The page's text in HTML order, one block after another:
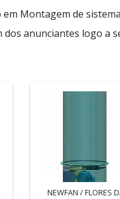
Montagem de
dos anunciantes logo a
NEWFAN / FLORES